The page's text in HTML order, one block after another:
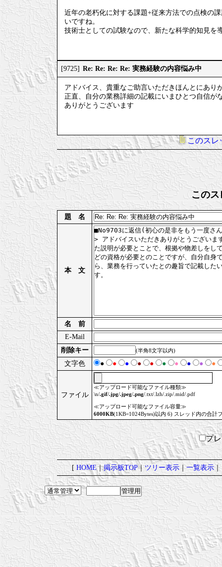
近年の老朽化に対する課題+従来方法での点検の
いですね。
技術士としての試験なので、新たな科学的知見を
[9725] Re: Re: Re: Re: 実務経験の内容悩み中
アドバイス、貴重なご助言いただきほんとにあり
正直、自分の業務詳細の記載にいまひとつ自信が
ありがとうございます
このスレ
この
題 名
本 文
名 前
E-Mail
削除キー
(半角8文字以内)
文字色 ● ● ● ● ● ● ● ● ● ●
ファイル
≪アップロード可能なファイル種類≫
\n/.gif/.jpg/.jpeg/.png/.txt/.lzh/.zip/.mid/.pdf
≪アップロード可能なファイル容量≫
6000KB(1KB=1024Bytes)以内 6) スレッド内の合計
プ
[ HOME｜掲示板TOP｜ツリー表示｜一覧表示｜